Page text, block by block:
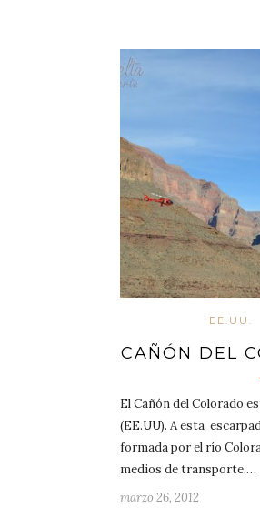
EE.UU.
CAÑÓN DEL
El Cañón del Colorado
(EE.UU). A esta
formada por el río
medios de transporte,…
marzo 26, 2012